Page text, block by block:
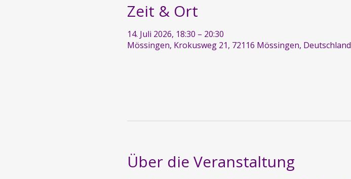
Zeit & Ort
14. Juli 2026, 18:30 – 20:30
Mössingen, Krokusweg 21, 72116 Mössingen, Deutschland
Über die Veranstaltung